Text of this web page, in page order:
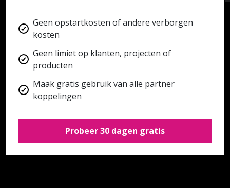
Geen opstartkosten of andere verborgen
kosten
Geen limiet op klanten, projecten of
producten
Maak gratis gebruik van alle partner
koppelingen
Probeer 30 dagen gratis